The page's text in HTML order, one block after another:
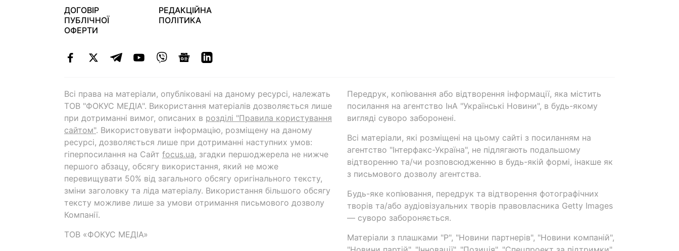
ДОГОВІР
ПУБЛІЧНОЇ
ОФЕРТИ
РЕДАКЦІЙНА
ПОЛІТИКА
Всі права на матеріали, опубліковані на даному ресурсі, належать
ТОВ "ФОКУС МЕДІА". Використання матеріалів дозволяється лише
при дотриманні вимог, описаних в розділі "Правила користування
сайтом". Використовувати інформацію, розміщену на даному
ресурсі, дозволяється лише при дотриманні наступних умов:
гіперпосилання на Cайт focus.ua, згадки першоджерела не нижче
першого абзацу, обсягу використання, який не може
перевищувати 50% від загального обсягу оригінального тексту,
зміни заголовку та ліда матеріалу. Використання більшого обсягу
тексту можливе лише за умови отримання письмового дозволу
Компанії.
ТОВ «ФОКУС МЕДІА»
Передрук, копіювання або відтворення інформації, яка містить
посилання на агентство ІнА "Українські Новини", в будь-якому
вигляді суворо заборонені.
Всі матеріали, які розміщені на цьому сайті з посиланням на
агентство "Інтерфакс-Україна", не підлягають подальшому
відтворенню та/чи розповсюдженню в будь-якій формі, інакше як
з письмового дозволу агентства.
Будь-яке копіювання, передрук та відтворення фотографічних
творів та/або аудіовізуальних творів правовласника Getty Images
— суворо забороняється.
Матеріали з плашками "Р", "Новини партнерів", "Новини компаній",